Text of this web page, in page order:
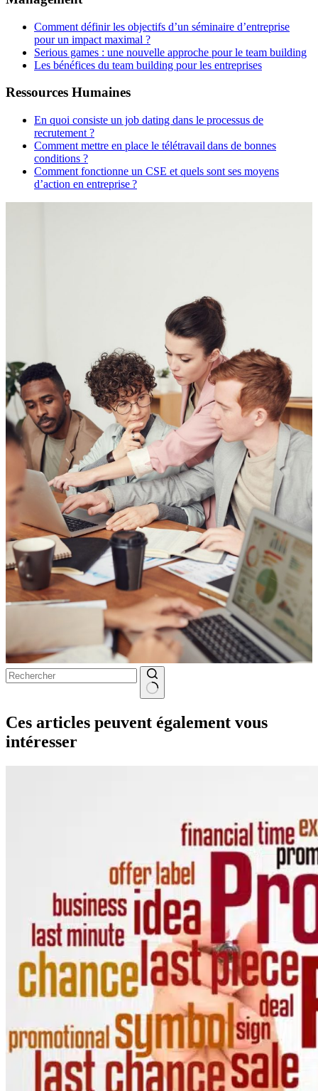
Comment définir les objectifs d’un séminaire d’entreprise
pour un impact maximal ?
Serious games : une nouvelle approche pour le team building
Les bénéfices du team building pour les entreprises
Ressources Humaines
En quoi consiste un job dating dans le processus de
recrutement ?
Comment mettre en place le télétravail dans de bonnes
conditions ?
Comment fonctionne un CSE et quels sont ses moyens
d’action en entreprise ?
résultat
Ces articles peuvent également vous
intéresser